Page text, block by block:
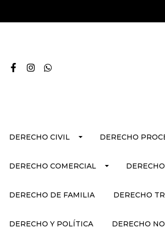
DERECHO CIVIL DERECHO
DERECHO COMERCIAL
DERECHO DE FAMILIA DERECHO
DERECHO Y POLÍTICA DERECHO